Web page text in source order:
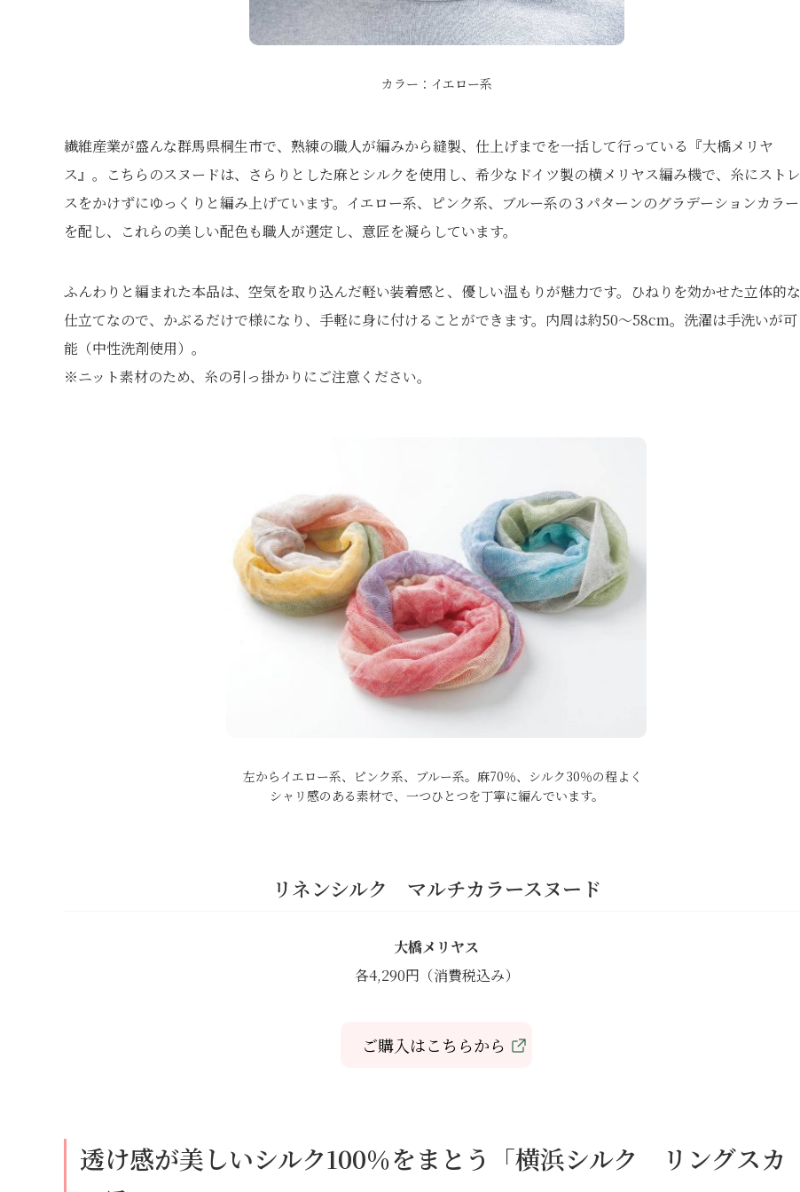
カラー：イエロー系
繊維産業が盛んな群馬県桐生市で、熟練の職人が編みから縫製、仕上げまでを一括して行っている『大橋メリヤ
ス』。こちらのスヌードは、さらりとした麻とシルクを使用し、希少なドイツ製の横メリヤス編み機で、糸にストレ
スをかけずにゆっくりと編み上げています。イエロー系、ピンク系、ブルー系の３パターンのグラデーションカラー
を配し、これらの美しい配色も職人が選定し、意匠を凝らしています。
ふんわりと編まれた本品は、空気を取り込んだ軽い装着感と、優しい温もりが魅力です。ひねりを効かせた立体的な
仕立てなので、かぶるだけで様になり、手軽に身に付けることができます。内周は約50～58cm。洗濯は手洗いが可
能（中性洗剤使用）。
※ニット素材のため、糸の引っ掛かりにご注意ください。
左からイエロー系、ピンク系、ブルー系。麻70％、シルク30％の程よく
シャリ感のある素材で、一つひとつを丁寧に編んでいます。
リネンシルク マルチカラースヌード
大橋メリヤス
各4,290円（消費税込み）
ご購入はこちらから
透け感が美しいシルク100％をまとう「横浜シルク リングスカ